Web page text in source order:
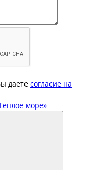
даете согласие на